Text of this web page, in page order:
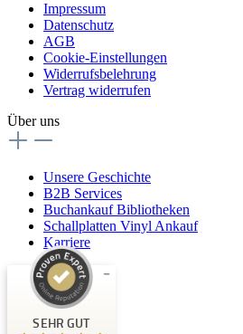
Impressum
Datenschutz
AGB
Cookie-Einstellungen
Widerrufsbelehrung
Vertrag widerrufen
Über uns
Unsere Geschichte
B2B Services
Buchankauf Bibliotheken
Schallplatten Vinyl Ankauf
Karriere
SEHR GUT
Kundenbewertungen und Erfahrungen zu